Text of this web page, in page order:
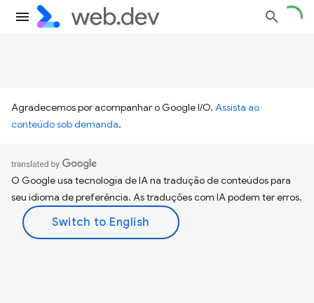
Agradecemos por acompanhar o Google I/O. Assista ao
conteúdo sob demanda.
O Google usa tecnologia de IA na tradução de conteúdos para
seu idioma de preferência. As traduções com IA podem ter erros.